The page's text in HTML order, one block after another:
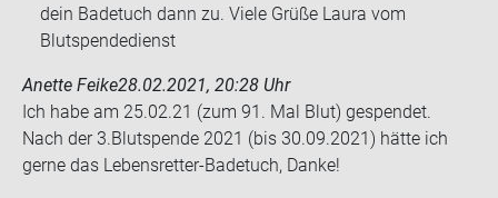
dein Badetuch dann zu. Viele Grüße Laura vom
Blutspendedienst
Anette Feike28.02.2021, 20:28 Uhr
Ich habe am 25.02.21 (zum 91. Mal Blut) ge­spen­det.
Nach der 3.Blut­spen­de 2021 (bis 30.09.2021) hätte ich
gerne das Lebensretter-​​Ba­de­tuch, Danke!